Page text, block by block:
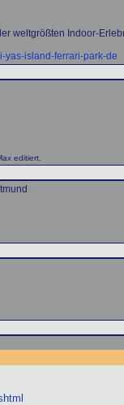
weltgrößten Indoor-
yas-island-ferrari-park-de
editiert.